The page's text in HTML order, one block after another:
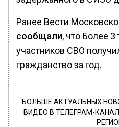
Ранее Вести
сообщали, что Более
участников СВО
гражданство за год.
БОЛЬШЕ АКТУАЛЬНЫХ
ВИДЕО В ТЕЛЕГРАМ-